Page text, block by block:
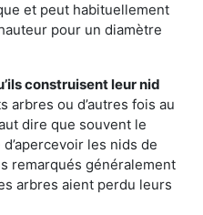
et peut habituellement
pour un diamètre
construisent leur nid
arbres ou d’autres fois au
dire que souvent le
les nids de
remarqués généralement
arbres aient perdu leurs